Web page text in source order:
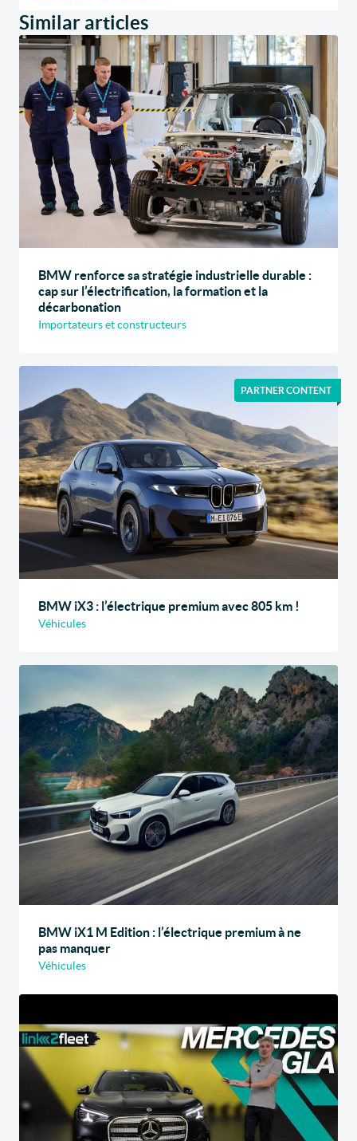
Similar articles
BMW renforce sa stratégie industrielle durable :
cap sur l’électrification, la formation et la
décarbonation
Importateurs et constructeurs
PARTNER CONTENT
BMW iX3 : l’électrique premium avec 805 km !
Véhicules
BMW iX1 M Edition : l’électrique premium à ne
pas manquer
Véhicules